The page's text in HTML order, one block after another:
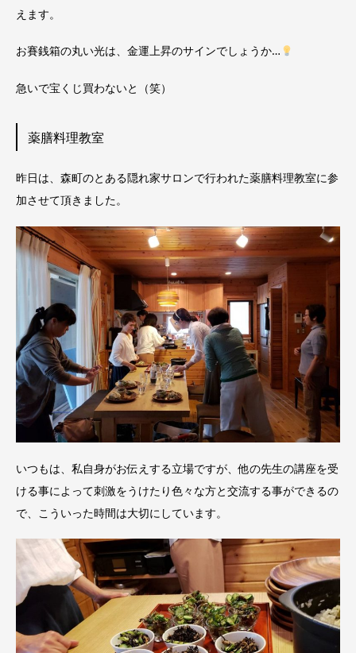
えます。
お賽銭箱の丸い光は、金運上昇のサインでしょうか…
急いで宝くじ買わないと（笑）
薬膳料理教室
昨日は、森町のとある隠れ家サロンで行われた薬膳料理教室に参
加させて頂きました。
いつもは、私自身がお伝えする立場ですが、他の先生の講座を受
ける事によって刺激をうけたり色々な方と交流する事ができるの
で、こういった時間は大切にしています。